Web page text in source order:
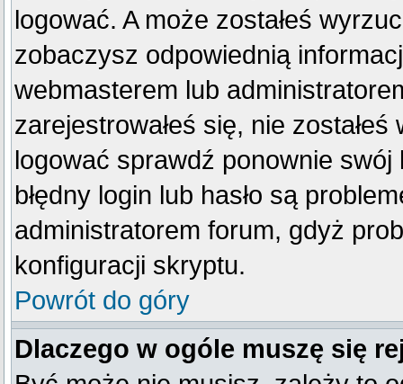
logować. A może zostałeś
zobaczysz odpowiednią
webmasterem lub
zarejestrowałeś się, nie
logować sprawdź ponownie swój
błędny login lub hasło są
administratorem forum, gdyż
konfiguracji skryptu.
Powrót do góry
Dlaczego w ogóle muszę się